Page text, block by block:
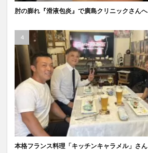
肘の膨れ『滑液包炎』で廣島クリニックさんへ
本格フランス料理「キッチンキャラメル」さん